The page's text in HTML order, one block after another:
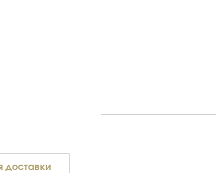
доставки